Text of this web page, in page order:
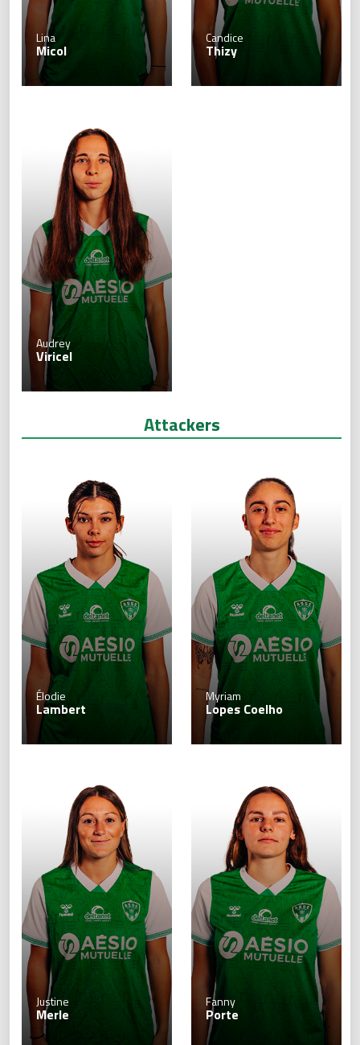
Lina
Micol
Candice
Thizy
Audrey
Viricel
Attackers
Élodie
Lambert
Myriam
Lopes Coelho
Justine
Merle
Fanny
Porte